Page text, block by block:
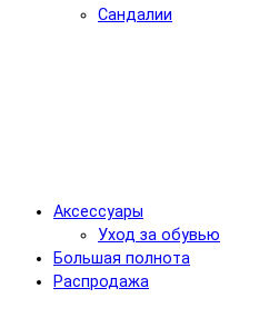
Сандалии
Аксессуары
Уход за обувью
Большая полнота
Распродажа